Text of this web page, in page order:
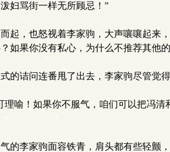
妇骂街一样无所顾忌！”
起，也怒视着李家驹，大声嚷嚷起来
如果你没有私心，为什么不推荐其他
的诘问连番甩了出去，李家驹尽管觉
喻！如果你不服气，咱们可以把冯
的李家驹面容铁青，肩头都有些轻颤，